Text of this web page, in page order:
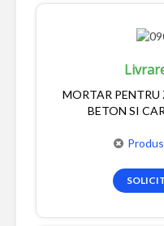
MORTAR PENTRU
BETON SI